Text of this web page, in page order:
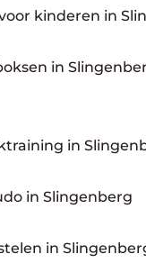
kinderen in
in
in
in Slingenberg
in